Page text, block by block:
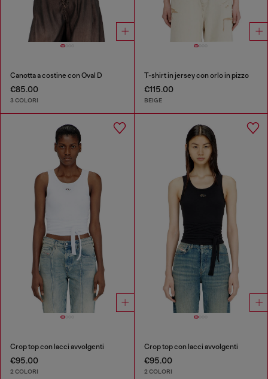
Canotta a costine con Oval D
€85.00
3 COLORI
T-shirt in jersey con orlo in pizzo
€115.00
BEIGE
Crop top con lacci avvolgenti
€95.00
2 COLORI
Crop top con lacci avvolgenti
€95.00
2 COLORI